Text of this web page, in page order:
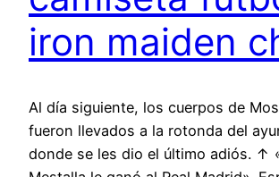
iron maiden
Al día siguiente, los cuerpos de
fueron llevados a la rotonda del
donde se les dio el último adiós. ↑